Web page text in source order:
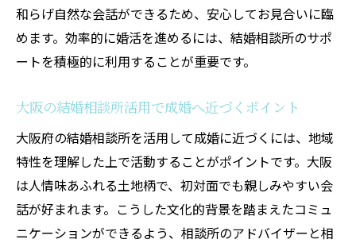
和らげ自然な会話ができるため、安心してお見合いに臨
めます。効率的に婚活を進めるには、結婚相談所のサポ
ートを積極的に利用することが重要です。
大阪の結婚相談所活用で成婚へ近づくポイント
大阪府の結婚相談所を活用して成婚に近づくには、地域
特性を理解した上で活動することがポイントです。大阪
は人情味あふれる土地柄で、初対面でも親しみやすい会
話が好まれます。こうした文化的背景を踏まえたコミュ
ニケーションができるよう、相談所のアドバイザーと相